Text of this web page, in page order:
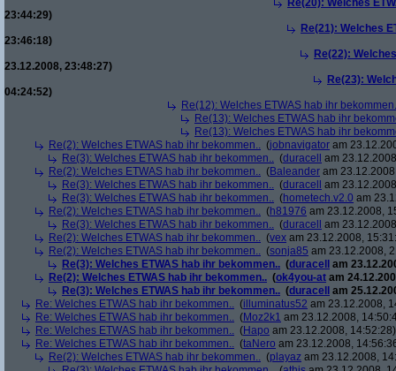
Re(20): Welches
23:44:29)
Re(21): Welches
23:46:18)
Re(22):
23.12.2008, 23:48:27)
Re(23):
04:24:52)
Re(12): Welches ETWAS hab ihr
Re(13): Welches ETWAS hab ihr
Re(13): Welches ETWAS hab ihr
Re(2): Welches ETWAS hab ihr bekommen.. (jobnavigator am
Re(3): Welches ETWAS hab ihr bekommen.. (duracell
am
Re(2): Welches ETWAS hab ihr bekommen.. (Baleander am
Re(3): Welches ETWAS hab ihr bekommen.. (duracell
am
Re(3): Welches ETWAS hab ihr bekommen.. (hometech.v2.0 am
Re(2): Welches ETWAS hab ihr bekommen.. (h81976 am 23.12.2008,
Re(3): Welches ETWAS hab ihr bekommen.. (duracell
am
Re(2): Welches ETWAS hab ihr bekommen.. (vex am 23.12.2008,
Re(2): Welches ETWAS hab ihr bekommen.. (sonja85 am 23.12.2008,
Re(3): Welches ETWAS hab ihr bekommen.. (duracell
am
Re(2): Welches ETWAS hab ihr bekommen.. (ok4you-at am
Re(3): Welches ETWAS hab ihr bekommen.. (duracell
am
Re: Welches ETWAS hab ihr bekommen.. (illuminatus52 am 23.12.2008,
Re: Welches ETWAS hab ihr bekommen.. (Moz2k1 am 23.12.2008,
Re: Welches ETWAS hab ihr bekommen.. (Hapo am 23.12.2008, 14:52:28)
Re: Welches ETWAS hab ihr bekommen.. (taNero am 23.12.2008,
Re(2): Welches ETWAS hab ihr bekommen.. (playaz am 23.12.2008,